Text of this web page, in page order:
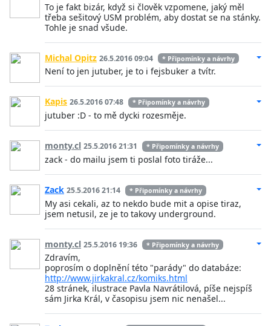
To je fakt bizár, když si člověk vzpomene, jaký měl
třeba sešitový USM problém, aby dostat se na stánky.
Tohle je snad všude.
Michal Opitz 26.5.2016 09:04 * Připomínky a návrhy
Není to jen jutuber, je to i fejsbuker a tvítr.
Kapis 26.5.2016 07:48 * Připomínky a návrhy
jutuber :D - to mě dycki rozesměje.
monty.cl 25.5.2016 21:31 * Připomínky a návrhy
zack - do mailu jsem ti poslal foto tiráže...
Zack 25.5.2016 21:14 * Připomínky a návrhy
My asi cekali, az to nekdo bude mit a opise tiraz,
jsem netusil, ze je to takovy underground.
monty.cl 25.5.2016 19:36 * Připomínky a návrhy
Zdravím,
poprosím o doplnění této "parády" do databáze:
http://www.jirkakral.cz/komiks.html
28 stránek, ilustrace Pavla Navrátilová, píše nejspíš
sám Jirka Král, v časopisu jsem nic nenašel...